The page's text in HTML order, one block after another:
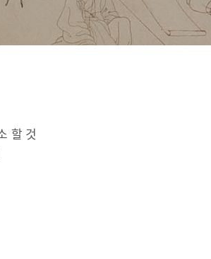
할 것